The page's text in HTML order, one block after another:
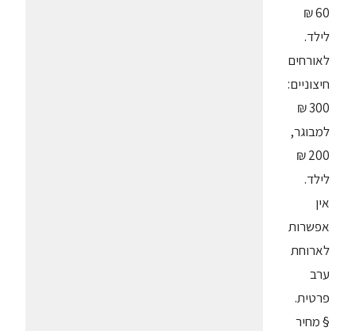
60 ₪
לילד.
לאורחים
חיצוניים:
300 ₪
למבוגר,
200 ₪
לילד.
אין
אפשרות
לארוחת
ערב
פרטית.
§ מחיר